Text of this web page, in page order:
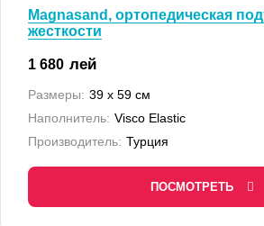
Magnasand, ортопедическая
жесткости
1 680 лей
Размеры: 39 x 59 см
Наполнитель: Visco Elastic
Производитель: Турция
ПОСМОТРЕТЬ